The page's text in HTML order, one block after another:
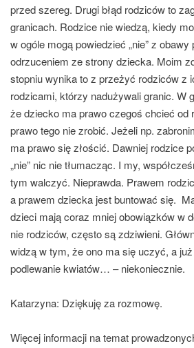
przed szereg. Drugi błąd rodziców to
granicach. Rodzice nie wiedzą, kiedy
w ogóle mogą powiedzieć „nie” z
odrzuceniem ze strony dziecka. Moim
stopniu wynika to z przeżyć rodziców z
rodzicami, którzy nadużywali granic. W
że dziecko ma prawo czegoś chcieć od
prawo tego nie zrobić. Jeżeli np.
ma prawo się złościć. Dawniej rodzice
„nie” nic nie tłumacząc. I my,
tym walczyć. Nieprawda. Prawem
a prawem dziecka jest buntować się.
dzieci mają coraz mniej obowiązków w
nie rodziców, często są zdziwieni.
widzą w tym, że ono ma się uczyć, a już
podlewanie kwiatów… – niekoniecznie.
Katarzyna: Dziękuję za rozmowę.
Więcej informacji na temat